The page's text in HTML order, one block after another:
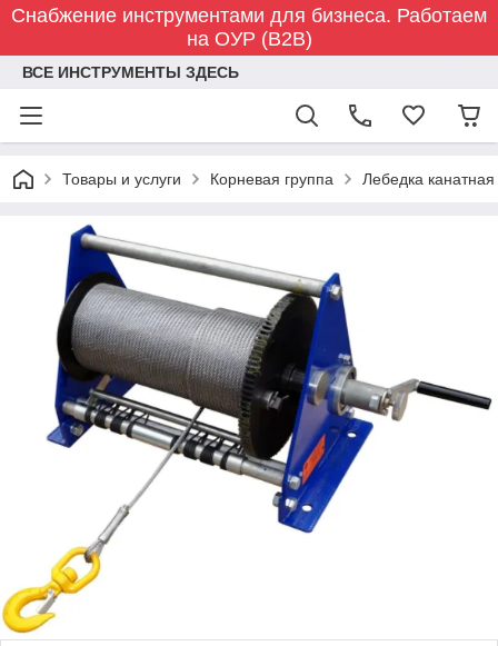
Снабжение инструментами для бизнеса. Работаем
на ОУР (B2B)
ВСЕ ИНСТРУМЕНТЫ ЗДЕСЬ
Товары и услуги Корневая группа Лебедка